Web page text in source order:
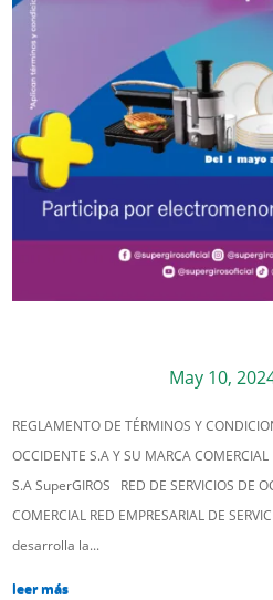
May 10,
REGLAMENTO DE TÉRMINOS Y
OCCIDENTE S.A Y SU MARCA COMERCIAL
S.A SuperGIROS RED DE SERVICIOS DE
COMERCIAL RED EMPRESARIAL DE
desarrolla la...
leer más